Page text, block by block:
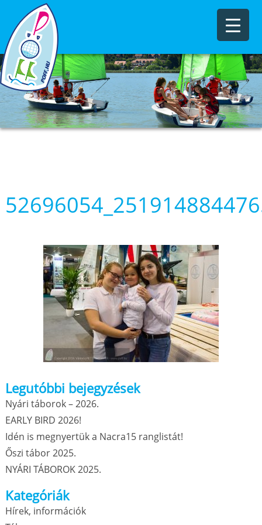
Legutóbbi bejegyzések
Nyári táborok – 2026.
EARLY BIRD 2026!
Idén is megnyertük a Nacra15 ranglistát!
Őszi tábor 2025.
NYÁRI TÁBOROK 2025.
Kategóriák
Hírek, információk